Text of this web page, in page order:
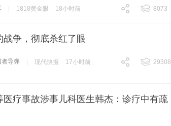
1818黄金眼 18小时前
8073
战争，彻底杀红了眼
者导弹 现代快报 17小时前
29308
医疗事故涉事儿科医生韩杰：诊疗中有疏